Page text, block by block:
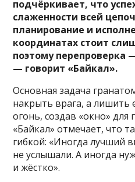
подчёркивает, что
слаженности всей
планирование и
координатах стоит
поэтому перепроверка
— говорит «Байкал».
Основная задача
накрыть врага, а лишить
огонь, создав «окно»
«Байкал» отмечает, что
гибкой: «Иногда лучший
не услышали. А иногда
и жёстко».